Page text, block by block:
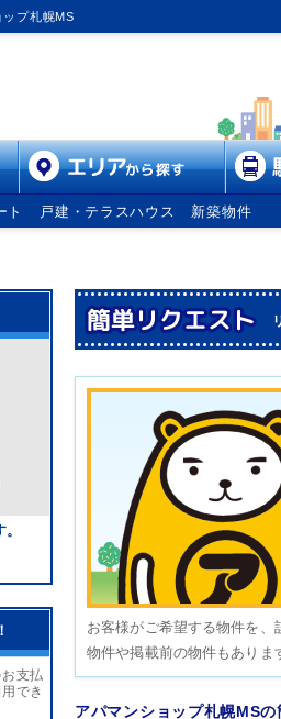
プ札幌MS
ト 戸建・テラスハウス 新築物件
お客様がご希望する物件を
物件や掲載前の物件もありま
アパマンショップ札幌MS
支払
でき